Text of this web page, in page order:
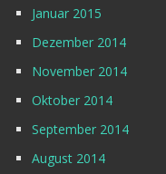
Januar 2015
Dezember 2014
November 2014
Oktober 2014
September 2014
August 2014